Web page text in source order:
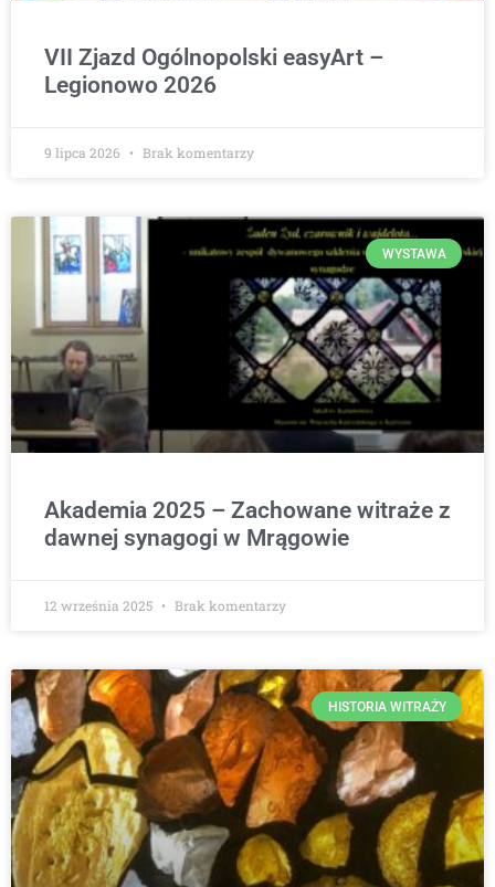
VII Zjazd Ogólnopolski easyArt –
Legionowo 2026
9 lipca 2026 Brak komentarzy
WYSTAWA
Akademia 2025 – Zachowane witraże z
dawnej synagogi w Mrągowie
12 września 2025 Brak komentarzy
HISTORIA WITRAŻY